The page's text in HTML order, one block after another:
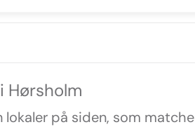
Hørsholm
på siden, som